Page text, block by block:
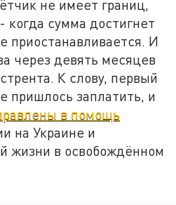
не имеет границ,
когда сумма достигнет
приостанавливается. И
через девять месяцев
К слову, первый
пришлось заплатить, и
в помощь
на Украине и
жизни в освобождённом